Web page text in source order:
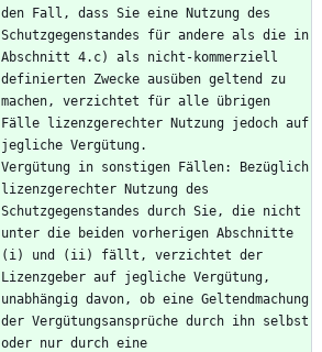
den Fall, dass Sie eine Nutzung des
Schutzgegenstandes für andere als die in
Abschnitt 4.c) als nicht-kommerziell
definierten Zwecke ausüben geltend zu
machen, verzichtet für alle übrigen
Fälle lizenzgerechter Nutzung jedoch auf
Vergütung in sonstigen Fällen: Bezüglich
lizenzgerechter Nutzung des
Schutzgegenstandes durch Sie, die nicht
unter die beiden vorherigen Abschnitte
(i) und (ii) fällt, verzichtet der
Lizenzgeber auf jegliche Vergütung,
unabhängig davon, ob eine Geltendmachung
der Vergütungsansprüche durch ihn selbst
oder nur durch eine